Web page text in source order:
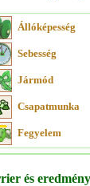
Állóképesség
Sebesség
Jármód
Csapatmunka
Fegyelem
és